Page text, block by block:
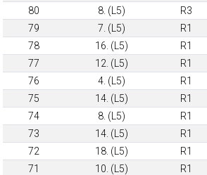
80
8. (L5) R3
79
7. (L5) R1
78
16. (L5) R1
77
12. (L5) R1
76
4. (L5) R1
75
14. (L5) R1
74
8. (L5) R1
73
14. (L5) R1
72
18. (L5) R1
71
10. (L5) R1